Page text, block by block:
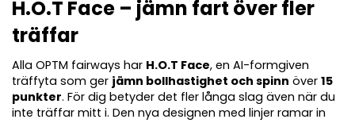
H.O.T Face – jämn fart över fler
träffar
Alla OPTM fairways har H.O.T Face, en AI-formgiven
träffyta som ger jämn bollhastighet och spinn över 15
punkter. För dig betyder det fler långa slag även när du
inte träffar mitt i. Den nya designen med linjer ramar in